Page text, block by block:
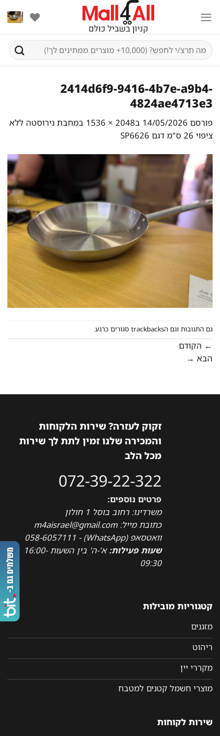
content
חיפוש
עבור:
2414d6f9-9416-4b7e-a9b4-
4824ae4713e3
פורסם 14/05/2026 ב2048 × 1536 במחבת נירוסטה ללא
ציפוי 26 ס"מ דגם SP6626
גם התגובות וגם הtrackbacks סגורים כרגע.
← הקודם
הבא →
זקוק לעזרה? שירות הלקוחות
והמכירה שלנו זמין לתת לך שירות
מכל הלב
072-39-22-322
פרטים נוספים:
משרדינו: רחוב בוסל 1 חולון
כתובת מייל: m4aisrael@gmail.com
וואטסאפ (WhatsApp) - 058-6057111
שעות פעילות:
א'-ה' בין השעות 16:00-
09:30
קטגוריות מובילות
מזגנים
ריהוט
מקררי יין
מוצרי חשמל קטנים למטבח
שירות לקוחות